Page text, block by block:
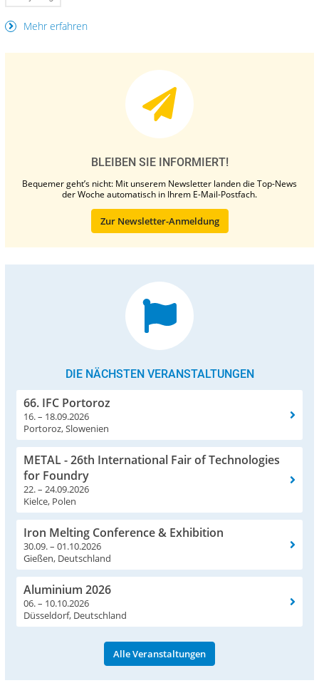
Mehr erfahren
BLEIBEN SIE INFORMIERT!
Bequemer geht’s nicht: Mit unserem Newsletter landen die Top-News
der Woche automatisch in Ihrem E-Mail-Postfach.
Zur Newsletter-Anmeldung
DIE NÄCHSTEN VERANSTALTUNGEN
66. IFC Portoroz
16. – 18.09.2026
Portoroz, Slowenien
METAL - 26th International Fair of Technologies
for Foundry
22. – 24.09.2026
Kielce, Polen
Iron Melting Conference & Exhibition
30.09. – 01.10.2026
Gießen, Deutschland
Aluminium 2026
06. – 10.10.2026
Düsseldorf, Deutschland
Alle Veranstaltungen